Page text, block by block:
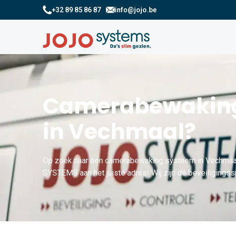
+32 89 85 86 87 info@jojo.be
in Vechmaal?
Op zoek naar een camerabewaking systeem in
SYSTEMS aan het juiste adres! Wij zijn dé